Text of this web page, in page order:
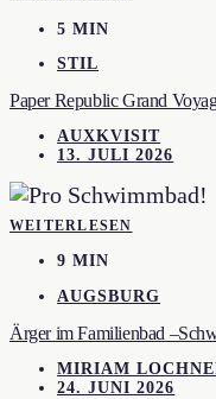
5 MIN
STIL
Paper Republic Grand
AUXKVISIT
13. JULI 2026
WEITERLESEN
9 MIN
AUGSBURG
Ärger im Familienbad
MIRIAM
24. JUNI 2026